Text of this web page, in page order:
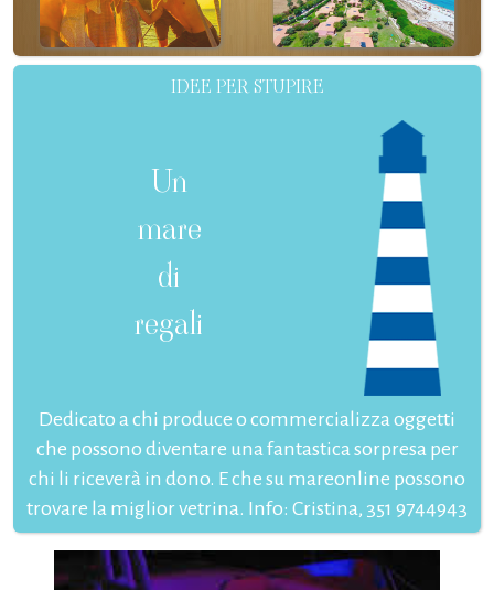
IDEE PER STUPIRE
Un
mare
di
regali
Dedicato a chi produce o commercializza oggetti
che possono diventare una fantastica sorpresa per
chi li riceverà in dono. E che su mareonline possono
trovare la miglior vetrina. Info: Cristina, 351 9744943